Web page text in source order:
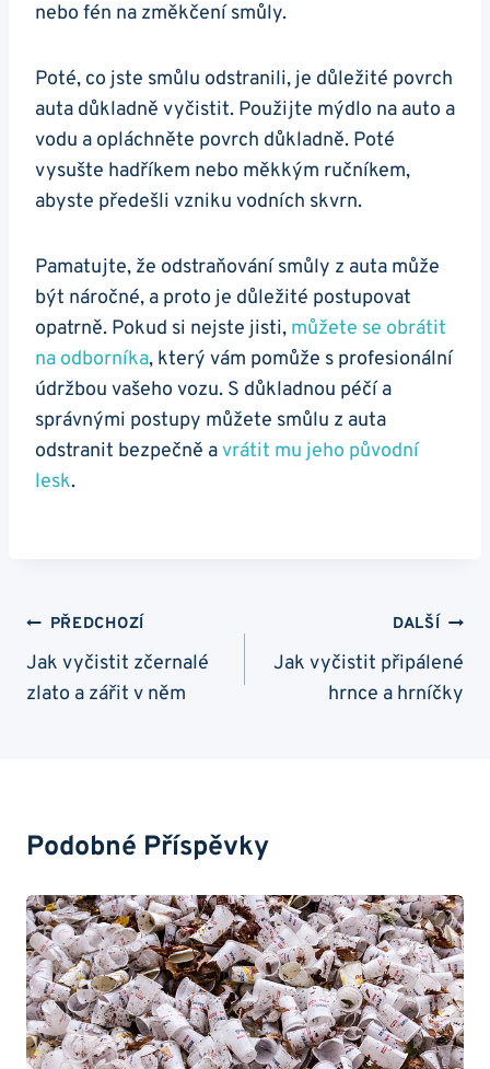
nebo fén na změkčení smůly.
Poté,⁣ co jste smůlu odstranili, je důležité povrch
auta důkladně vyčistit. Použijte ⁢mýdlo na ‌auto ‍a
vodu⁢ a ⁣opláchněte ⁤povrch‌ důkladně. Poté
vysušte hadříkem nebo měkkým ručníkem,
abyste předešli vzniku vodních ⁣skvrn.
Pamatujte, že‌ odstraňování smůly z auta může
být​ náročné, a proto je ​důležité postupovat
opatrně. Pokud si nejste​ jisti, můžete ‌se obrátit
na odborníka, ⁤který vám pomůže s ‌profesionální
údržbou vašeho vozu. S ⁢důkladnou péčí a
⁢správnými ⁢postupy⁤ můžete smůlu z auta
odstranit bezpečně⁤ avrátit mu jeho původní
lesk.
Navigace
Pro
Příspěvek
PŘEDCHOZÍ
Jak vyčistit zčernalé
zlato a zářit v něm
DALŠÍ
Jak vyčistit připálené
hrnce a hrníčky
Podobné Příspěvky